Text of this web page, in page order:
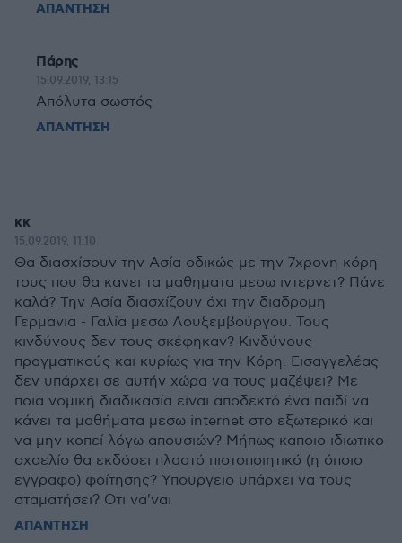
ΑΠΑΝΤΗΣΗ
Πάρης
15.09.2019, 13:15
Απόλυτα σωστός
ΑΠΑΝΤΗΣΗ
κκ
15.09.2019, 11:10
Θα διασχίσουν την Ασία οδικώς με την 7χρονη κόρη
τους που θα κανει τα μαθηματα μεσω ιντερνετ? Πάνε
καλά? Την Ασία διασχίζουν όχι την διαδρομη
Γερμανια - Γαλία μεσω Λουξεμβούργου. Τους
κινδύνους δεν τους σκέφηκαν? Κινδύνους
πραγματικούς και κυρίως για την Κόρη. Εισαγγελέας
δεν υπάρχει σε αυτήν χώρα να τους μαζέψει? Με
ποια νομική διαδικασία είναι αποδεκτό ένα παιδί να
κάνει τα μαθήματα μεσω internet στο εξωτερικό και
να μην κοπεί λόγω απουσιών? Μήπως καποιο ιδιωτικο
σχοελίο θα εκδόσει πλαστό πιστοποιητικό (η όποιο
εγγραφο) φοίτησης? Υπουργειο υπάρχει να τους
σταματήσει? Οτι να'ναι
ΑΠΑΝΤΗΣΗ